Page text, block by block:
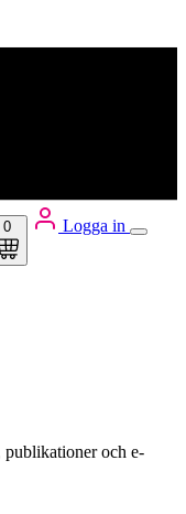
0 Logga in
och e-